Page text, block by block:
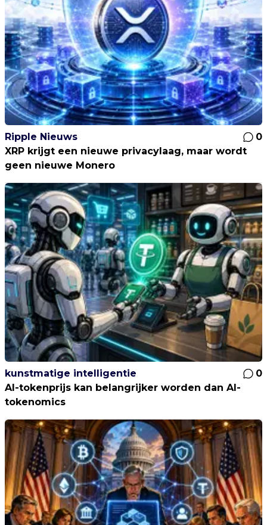
Ripple Nieuws
0
XRP krijgt een nieuwe privacylaag, maar wordt
geen nieuwe Monero
kunstmatige intelligentie
0
AI-tokenprijs kan belangrijker worden dan AI-
tokenomics